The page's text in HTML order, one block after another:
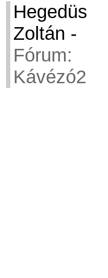
Hegedüs
Zoltán -
Fórum:
Kávézó2